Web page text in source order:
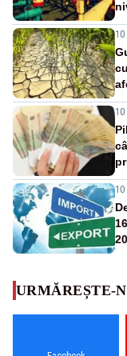
10
10
10
URMĂREȘTE-